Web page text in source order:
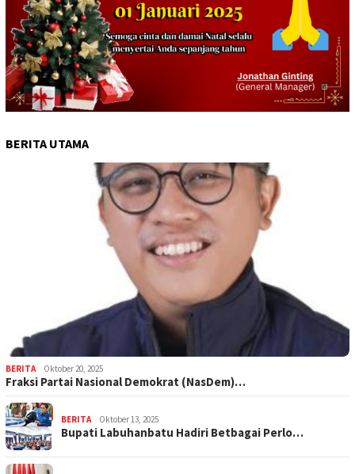
BERITA UTAMA
BERITA Oktober 20, 2025
Fraksi Partai Nasional Demokrat (NasDem)…
BERITA Oktober 13, 2025
Bupati Labuhanbatu Hadiri Betbagai Perlo…